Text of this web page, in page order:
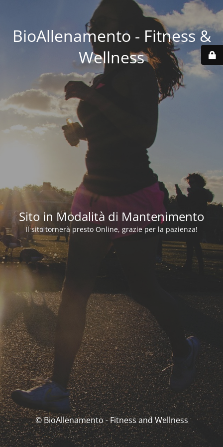
BioAllenamento - Fitness &
Wellness
Sito in Modalità di Mantenimento
Il sito tornerà presto Online, grazie per la pazienza!
© BioAllenamento - Fitness and Wellness